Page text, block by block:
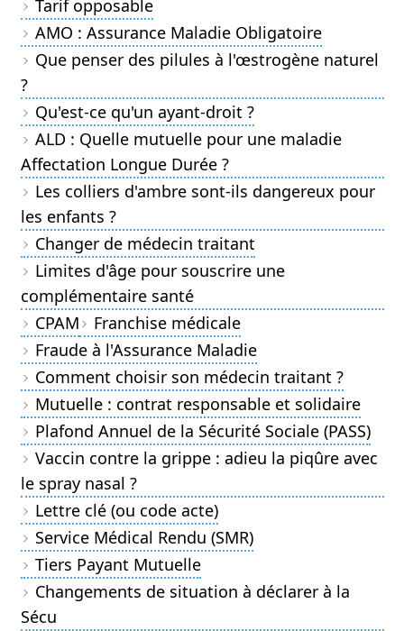
Tarif opposable
AMO : Assurance Maladie Obligatoire
Que penser des pilules à l'œstrogène naturel
?
Qu'est-ce qu'un ayant-droit ?
ALD : Quelle mutuelle pour une maladie
Affectation Longue Durée ?
Les colliers d'ambre sont-ils dangereux pour
les enfants ?
Changer de médecin traitant
Limites d'âge pour souscrire une
complémentaire santé
CPAM
Franchise médicale
Fraude à l'Assurance Maladie
Comment choisir son médecin traitant ?
Mutuelle : contrat responsable et solidaire
Plafond Annuel de la Sécurité Sociale (PASS)
Vaccin contre la grippe : adieu la piqûre avec
le spray nasal ?
Lettre clé (ou code acte)
Service Médical Rendu (SMR)
Tiers Payant Mutuelle
Changements de situation à déclarer à la
Sécu